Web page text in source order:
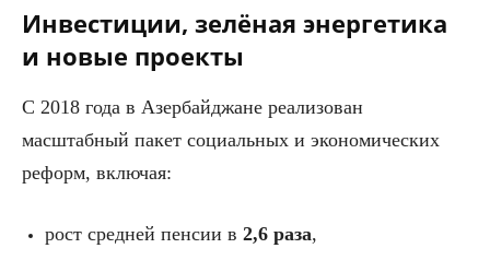
Инвестиции, зелёная энергетика
и новые проекты
С 2018 года в Азербайджане реализован
масштабный пакет социальных и экономических
реформ, включая:
рост средней пенсии в 2,6 раза,